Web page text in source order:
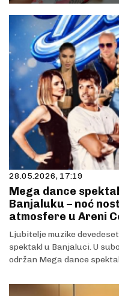
28.05.2026, 17:19
Mega dance
Banjaluku – noć
atmosfere u Areni
Ljubitelje muzike
spektakl u Banjaluci. U
održan Mega dance